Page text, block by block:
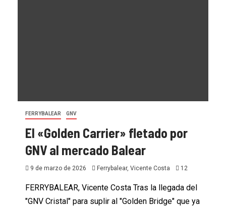
FERRYBALEAR GNV
El «Golden Carrier» fletado por
GNV al mercado Balear
9 de marzo de 2026 Ferrybalear, Vicente Costa 12
FERRYBALEAR, Vicente Costa Tras la llegada del
"GNV Cristal" para suplir al "Golden Bridge" que ya